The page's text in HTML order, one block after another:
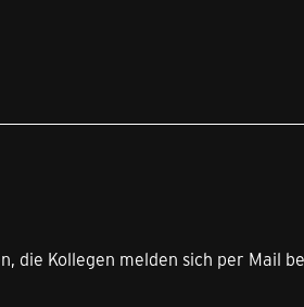
die Kollegen melden sich per Mail